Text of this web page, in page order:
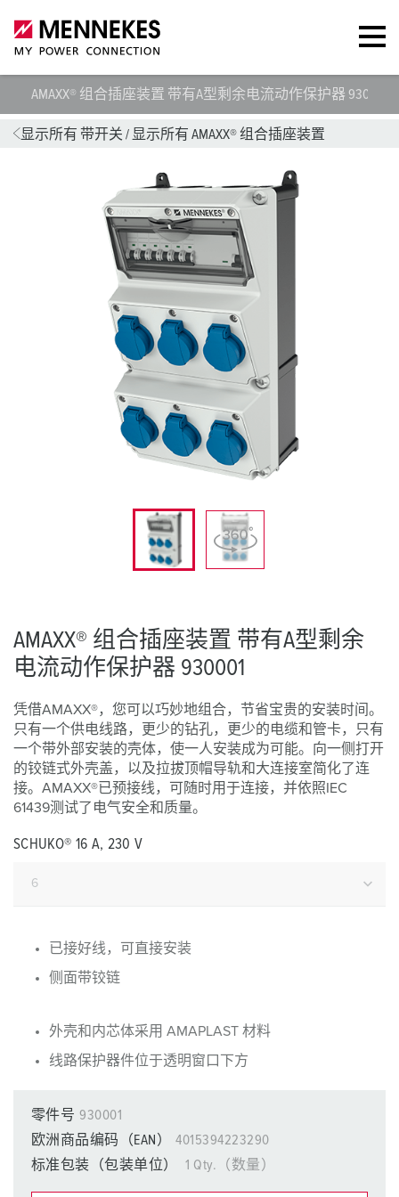
AMAXX® 组合插座装置 带有A型剩余电流动作保护器 930001
显示所有 带开关 / 显示所有 AMAXX® 组合插座装置
AMAXX® 组合插座装置 带有A型剩余
电流动作保护器 930001
凭借AMAXX®，您可以巧妙地组合，节省宝贵的安装时间。
只有一个供电线路，更少的钻孔，更少的电缆和管卡，只有
一个带外部安装的壳体，使一人安装成为可能。向一侧打开
的铰链式外壳盖，以及拉拔顶帽导轨和大连接室简化了连
接。AMAXX®已预接线，可随时用于连接，并依照IEC
61439测试了电气安全和质量。
SCHUKO® 16 A, 230 V
已接好线，可直接安装
侧面带铰链
外壳和内芯体采用 AMAPLAST 材料
线路保护器件位于透明窗口下方
零件号 930001
欧洲商品编码（EAN）
4015394223290
标准包装（包装单位）
1 Qty.（数量）